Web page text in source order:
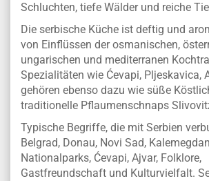
Schluchten, tiefe Wälder und reiche
Die serbische Küche ist deftig und
von Einflüssen der osmanischen,
ungarischen und mediterranen
Spezialitäten wie Ćevapi, Pljeskavica,
gehören ebenso dazu wie süße
traditionelle Pflaumenschnaps
Typische Begriffe, die mit Serbien
Belgrad, Donau, Novi Sad,
Nationalparks, Ćevapi, Ajvar, Folklore,
Gastfreundschaft und Kulturvielfalt.